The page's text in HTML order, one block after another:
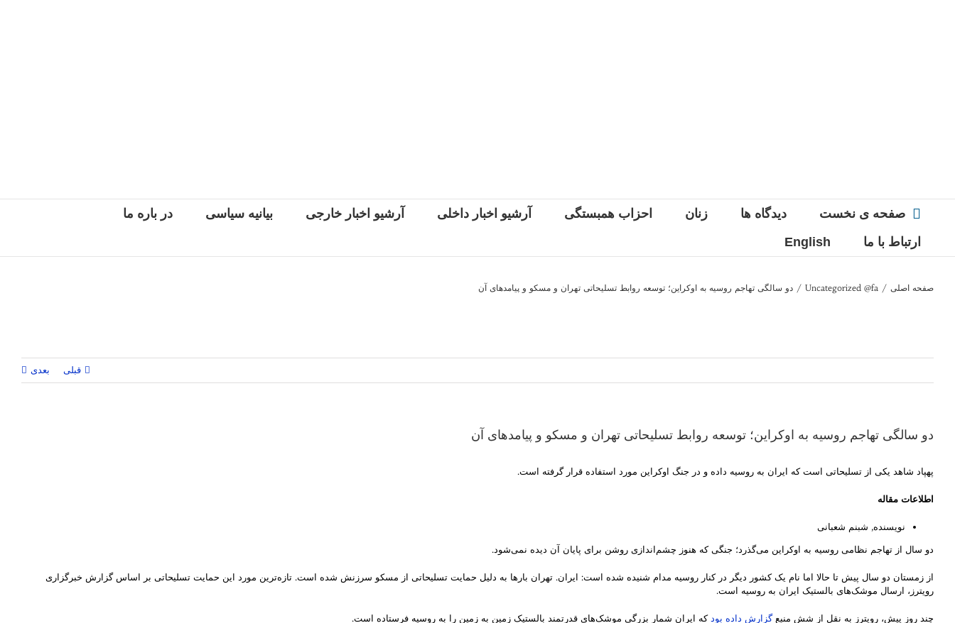
صفحه ی نخست دیدگاه ها زنان احزاب همبستگی آرشیو اخبار داخلی آرشیو اخبار خارجی بیانیه سیاسی
در باره ما
ارتباط با ما
English
صفحه اصلی /
Uncategorized @fa
/ دو سالگی تهاجم روسیه به اوکراین؛ توسعه روابط تسلیحاتی تهران و مسکو و پیامدهای آن
قبلی بعدی
دو سالگی تهاجم روسیه به اوکراین؛ توسعه روابط تسلیحاتی تهران و مسکو و پیامدهای آن
پهپاد شاهد یکی از تسلیحاتی است که ایران به روسیه داده و در جنگ اوکراین مورد استفاده قرار گرفته است.
اطلاعات مقاله
نویسنده, شبنم شعبانی
دو سال از تهاجم نظامی روسیه به اوکراین می‌گذرد؛ جنگی که هنوز چشم‌اندازی روشن برای پایان آن دیده نمی‌شود.
از زمستان دو سال پیش تا حالا اما نام یک کشور دیگر در کنار روسیه مدام شنیده شده است: ایران. تهران بارها به دلیل حمایت تسلیحاتی از مسکو سرزنش شده است. تازه‌ترین مورد این حمایت تسلیحاتی بر اساس گزارش خبرگزاری
رویترز، ارسال موشک‌های بالستیک ایران به روسیه است.
چند روز پیش، رویترز به نقل از شش منبعگزارش داده بودکه ایران شمار بزرگی موشک‌های قدرتمند بالستیک زمین به زمین را به روسیه فرستاده است.